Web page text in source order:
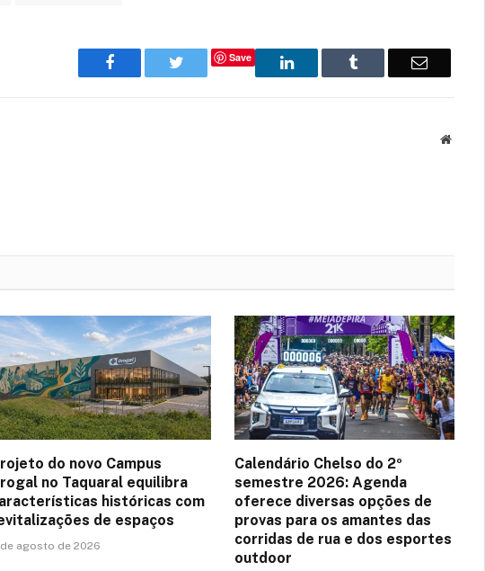
Facebook TwitterSave LinkedIn Tumblr Email
Website
do novo Campus
no Taquaral equilibra
históricas com
de espaços
agosto de 2026
Calendário Chelso do 2º
semestre 2026: Agenda
oferece diversas opções de
provas para os amantes das
corridas de rua e dos esportes
outdoor